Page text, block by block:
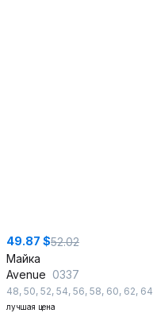
49.87 $52.02
Майка
Avenue 0337
48, 50, 52, 54, 56, 58, 60, 62, 64
лучшая цена